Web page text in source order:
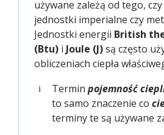
używane zależą od tego,
jednostki imperialne czy
Jednostki energii British
(Btu) i Joule (J)są często
obliczeniach ciepła
i Termin pojemność
to samo znaczenie co
terminy te są używane